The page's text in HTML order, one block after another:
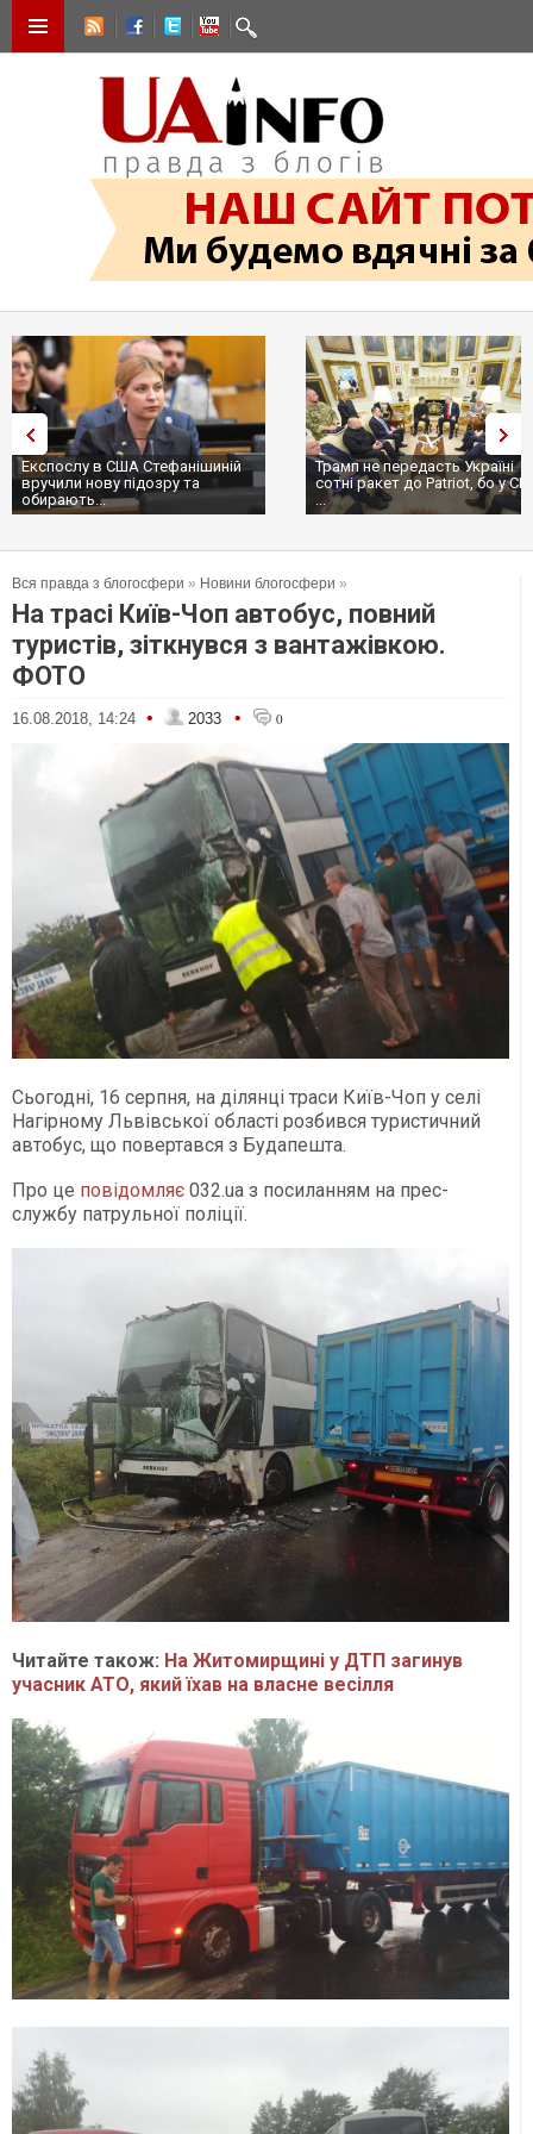
Експослу в США Стефанішиній
вручили нову підозру та
обирають...
Трамп не передасть Україні
сотні ракет до Patriot, бо у
...
Вся правда з блогосфери » Новини блогосфери »
На трасі Київ-Чоп автобус, повний
туристів, зіткнувся з вантажівкою.
ФОТО
16.08.2018, 14:24 • 2033 • 0
Сьогодні, 16 серпня, на ділянці траси Київ-Чоп у селі
Нагірному Львівської області розбився туристичний
автобус, що повертався з Будапешта.
Про це повідомляє 032.ua з посиланням на прес-
службу патрульної поліції.
Читайте також: На Житомирщині у ДТП загинув
учасник АТО, який їхав на власне весілля